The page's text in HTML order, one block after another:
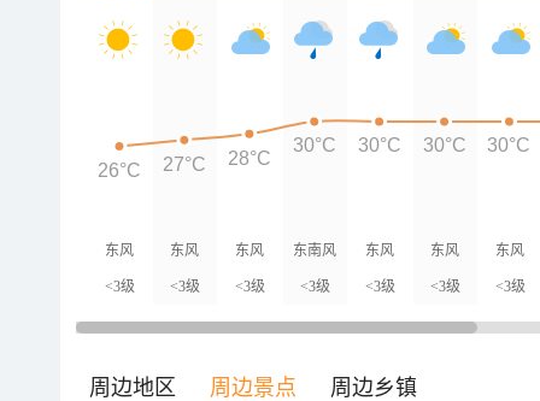
东风
<3级
东风
<3级
东风
<3级
东南风
<3级
东风
<3级
东风
<3级
东风
<3级
26°C 27°C 28°C
30°C 30°C 30°C 30°C
周边地区 周边景点 周边乡镇